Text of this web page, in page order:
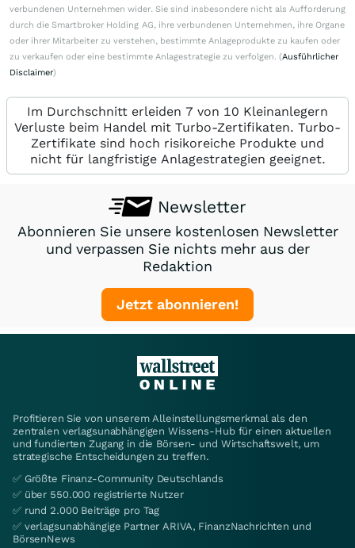
verbundenen Unternehmen wider. Sie sind insbesondere nicht als Aufforderung
durch die Smartbroker Holding AG, ihre verbundenen Unternehmen, ihre Organe
oder ihrer Mitarbeiter zu verstehen, bestimmte Anlageprodukte zu kaufen oder
zu verkaufen oder eine bestimmte Anlagestrategie zu verfolgen. (Ausführlicher
Disclaimer)
Im Durchschnitt erleiden 7 von 10 Kleinanlegern
Verluste beim Handel mit Turbo-Zertifikaten. Turbo-
Zertifikate sind hoch risikoreiche Produkte und
nicht für langfristige Anlagestrategien geeignet.
Newsletter
Abonnieren Sie unsere kostenlosen Newsletter
und verpassen Sie nichts mehr aus der
Redaktion
Jetzt abonnieren!
Profitieren Sie von unserem Alleinstellungsmerkmal als den
zentralen verlagsunabhängigen Wissens-Hub für einen aktuellen
und fundierten Zugang in die Börsen- und Wirtschaftswelt, um
strategische Entscheidungen zu treffen.
✅ Größte Finanz-Community Deutschlands
✅ über 550.000 registrierte Nutzer
✅ rund 2.000 Beiträge pro Tag
✅ verlagsunabhängige Partner ARIVA, FinanzNachrichten und
BörsenNews